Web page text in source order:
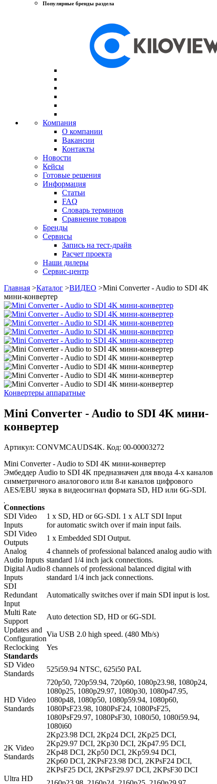
Популярные бренды раздела
Компания
О компании
Вакансии
Контакты
Новости
Кейсы
Готовые решения
Информация
Статьи
FAQ
Словарь терминов
Сравнение товаров
Бренды
Сервисы
Запись на тест-драйв
Расчет проекта
Наши дилеры
Сервис-центр
Главная >Каталог >ВИДЕО >Mini Converter - Audio to SDI 4K
мини-конвертер
Конвертеры аппаратные
Mini Converter - Audio to SDI 4K мини-
конвертер
Артикул: CONVMCAUDS4K. Код: 00-00003272
Mini Converter - Audio to SDI 4K мини-конвертер
Эмбеддер Audio to SDI 4K предназначен для ввода 4-х каналов
симметричного аналогового или 8-и каналов цифрового
AES/EBU звука в видеосигнал формата SD, HD или 6G‑SDI.
Connections
SDI Video
Inputs
1 x SD, HD or 6G‑SDI. 1 x ALT SDI Input
for automatic switch over if main input fails.
SDI Video
Outputs
1 x Embedded SDI Output.
Analog
Audio Inputs
4 channels of professional balanced analog audio with
standard 1/4 inch jack connections.
Digital Audio
Inputs
8 channels of professional balanced digital with
standard 1/4 inch jack connections.
SDI
Redundant
Input
Automatically switches over if main SDI input is lost.
Multi Rate
Support
Auto detection SD, HD or 6G‑SDI.
Updates and
Configuration
Via USB 2.0 high speed. (480 Mb/s)
Reclocking
Yes
Standards
SD Video
Standards
525i59.94 NTSC, 625i50 PAL
HD Video
Standards
720p50, 720p59.94, 720p60, 1080p23.98, 1080p24,
1080p25, 1080p29.97, 1080p30, 1080p47.95,
1080p48, 1080p50, 1080p59.94, 1080p60,
1080PsF23.98, 1080PsF24, 1080PsF25,
1080PsF29.97, 1080PsF30, 1080i50, 1080i59.94,
1080i60
2K Video
Standards
2Kp23.98 DCI, 2Kp24 DCI, 2Kp25 DCI,
2Kp29.97 DCI, 2Kp30 DCI, 2Kp47.95 DCI,
2Kp48 DCI, 2Kp50 DCI, 2Kp59.94 DCI,
2Kp60 DCI, 2KPsF23.98 DCI, 2KPsF24 DCI,
2KPsF25 DCI, 2KPsF29.97 DCI, 2KPsF30 DCI
Ultra HD